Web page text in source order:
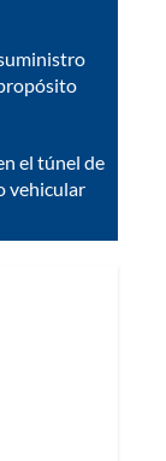
el túnel de
vehicular